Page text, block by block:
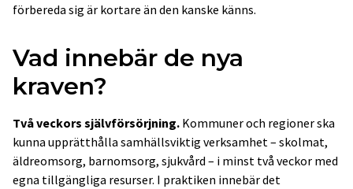
förbereda sig är kortare än den kanske känns.
Vad innebär de nya
kraven?
Två veckors självförsörjning. Kommuner och regioner ska
kunna upprätthålla samhällsviktig verksamhet – skolmat,
äldreomsorg, barnomsorg, sjukvård – i minst två veckor med
egna tillgängliga resurser. I praktiken innebär det